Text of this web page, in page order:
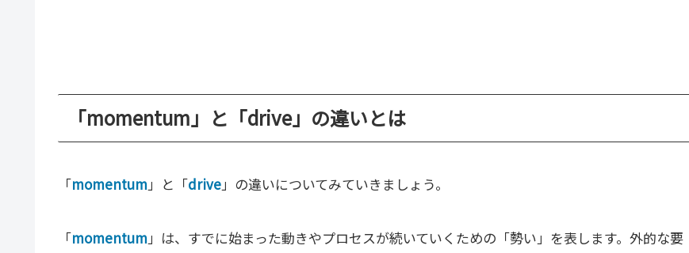
「momentum」と「drive」の違いとは
「momentum」と「drive」の違いについてみていきましょう。
「momentum」は、すでに始まった動きやプロセスが続いていくための「勢い」を表します。外的な要